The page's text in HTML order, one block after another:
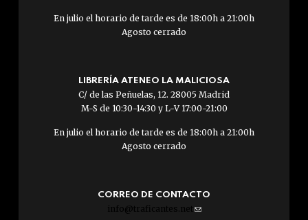
En julio el horario de tarde es de 18:00h a 21:00h
Agosto cerrado
LIBRERÍA ATENEO LA MALICIOSA
C/ de las Peñuelas, 12. 28005 Madrid
M-S de 10:30-14:30 y L-V 17:00-21:00
En julio el horario de tarde es de 18:00h a 21:00h
Agosto cerrado
CORREO DE CONTACTO
info@traficantes.net (link